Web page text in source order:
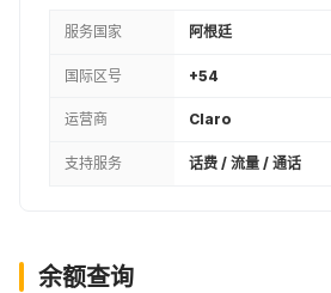
¥309.41
服务国家 阿根廷
国际区号 +54
运营商 Claro
支持服务 话费 / 流量 / 通话
余额查询